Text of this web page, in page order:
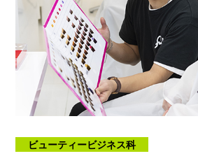
ビューティービジネス科